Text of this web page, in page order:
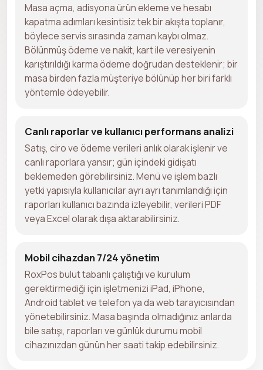
Masa açma, adisyona ürün ekleme ve hesabı
kapatma adımları kesintisiz tek bir akışta toplanır,
böylece servis sırasında zaman kaybı olmaz.
Bölünmüş ödeme ve nakit, kart ile veresiyenin
karıştırıldığı karma ödeme doğrudan desteklenir; bir
masa birden fazla müşteriye bölünüp her biri farklı
yöntemle ödeyebilir.
Canlı raporlar ve kullanıcı performans analizi
Satış, ciro ve ödeme verileri anlık olarak işlenir ve
canlı raporlara yansır; gün içindeki gidişatı
beklemeden görebilirsiniz. Menü ve işlem bazlı
yetki yapısıyla kullanıcılar ayrı ayrı tanımlandığı için
raporları kullanıcı bazında izleyebilir, verileri PDF
veya Excel olarak dışa aktarabilirsiniz.
Mobil cihazdan 7/24 yönetim
RoxPos bulut tabanlı çalıştığı ve kurulum
gerektirmediği için işletmenizi iPad, iPhone,
Android tablet ve telefon ya da web tarayıcısından
yönetebilirsiniz. Masa başında olmadığınız anlarda
bile satışı, raporları ve günlük durumu mobil
cihazınızdan günün her saati takip edebilirsiniz.